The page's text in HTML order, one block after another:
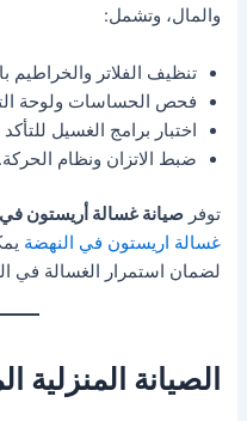
والمال، وتشمل:
تنظيف الفلاتر والخراطيم
فحص الحساسات ولوحة
اختبار برامج الغسيل للتأكد
ضبط الاتزان ونظام الحركة.
توفرصيانة غسالة أريستون
غسالة اريستون في النهضة
لضمان استمرار الغسالة في
الصيانة المنزلية